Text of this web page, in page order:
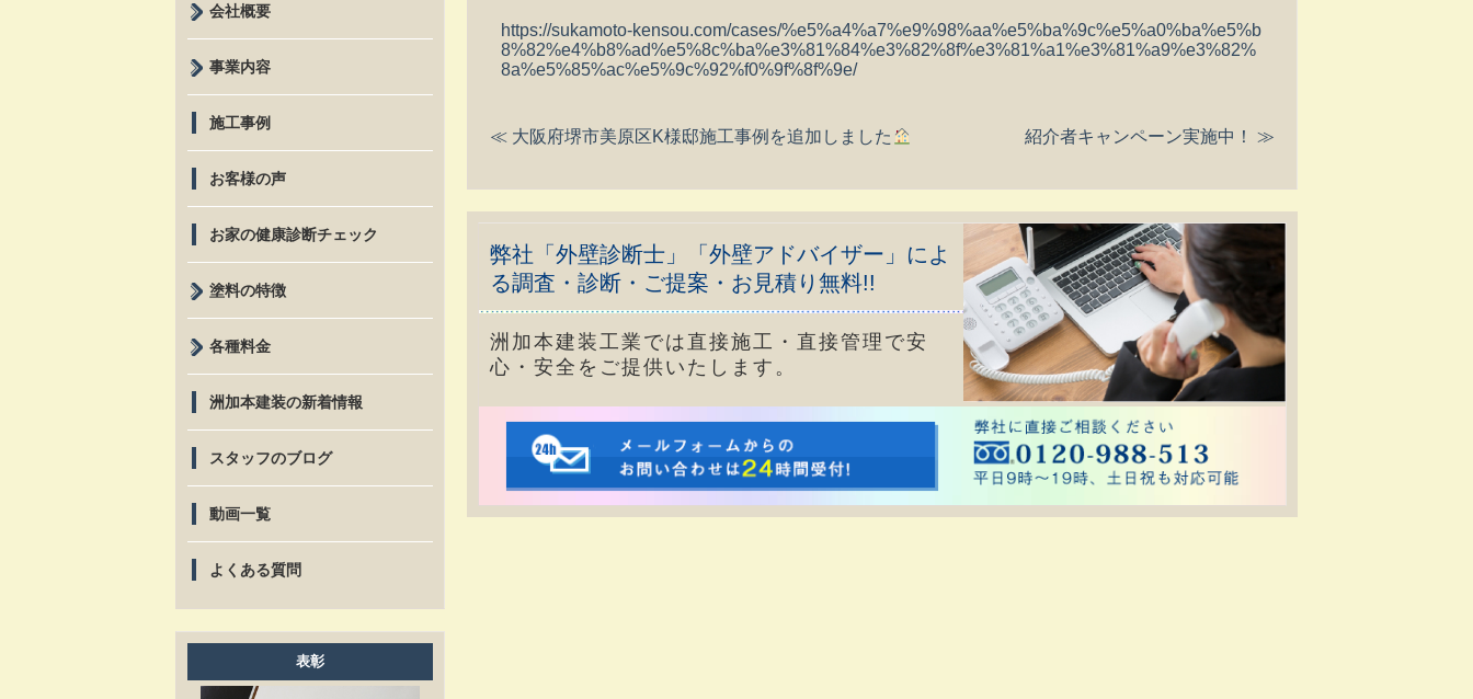
https://sukamoto-kensou.com/cases/%e5%a4%a7%e9%98%aa%e5%ba%9c%e5%a0%ba%e5%b
8%82%e4%b8%ad%e5%8c%ba%e3%81%84%e3%82%8f%e3%81%a1%e3%81%a9%e3%82%
8a%e5%85%ac%e5%9c%92%f0%9f%8f%9e/
≪ 大阪府堺市美原区K様邸施工事例を追加しました 紹介者キャンペーン実施中！ ≫
弊社「外壁診断士」「外壁アドバイザー」によ
る調査・診断・ご提案・お見積り無料!!
洲加本建装工業では直接施工・直接管理で安
心・安全をご提供いたします。
会社概要
事業内容
施工事例
お客様の声
お家の健康診断チェック
塗料の特徴
各種料金
洲加本建装の新着情報
スタッフのブログ
動画一覧
よくある質問
表彰